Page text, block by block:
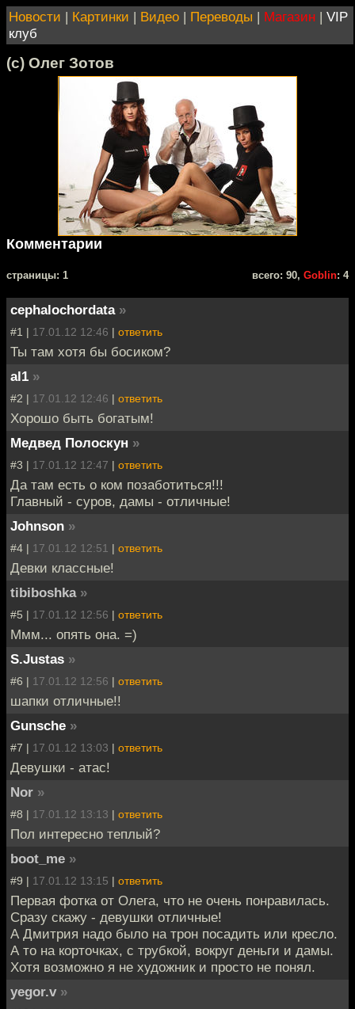
Новости | Картинки | Видео | Переводы | Магазин | VIP
клуб
(с) Олег Зотов
Комментарии
cтраницы: 1 всего: 90, Goblin: 4
cephalochordata »
#1 | 17.01.12 12:46 | ответить
Ты там хотя бы босиком?
al1 »
#2 | 17.01.12 12:46 | ответить
Хорошо быть богатым!
Медвед Полоскун »
#3 | 17.01.12 12:47 | ответить
Да там есть о ком позаботиться!!!
Главный - суров, дамы - отличные!
Johnson »
#4 | 17.01.12 12:51 | ответить
Девки классные!
tibiboshka »
#5 | 17.01.12 12:56 | ответить
Ммм... опять она. =)
S.Justas »
#6 | 17.01.12 12:56 | ответить
шапки отличные!!
Gunsche »
#7 | 17.01.12 13:03 | ответить
Девушки - атас!
Nor »
#8 | 17.01.12 13:13 | ответить
Пол интересно теплый?
boot_me »
#9 | 17.01.12 13:15 | ответить
Первая фотка от Олега, что не очень понравилась.
Сразу скажу - девушки отличные!
А Дмитрия надо было на трон посадить или кресло.
А то на корточках, с трубкой, вокруг деньги и дамы.
Хотя возможно я не художник и просто не понял.
yegor.v »